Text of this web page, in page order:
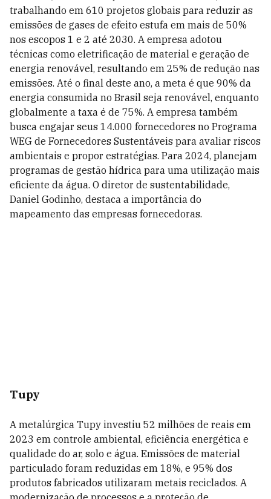
trabalhando em 610 projetos globais para reduzir as
emissões de gases de efeito estufa em mais de 50%
nos escopos 1 e 2 até 2030. A empresa adotou
técnicas como eletrificação de material e geração de
energia renovável, resultando em 25% de redução nas
emissões. Até o final deste ano, a meta é que 90% da
energia consumida no Brasil seja renovável, enquanto
globalmente a taxa é de 75%. A empresa também
busca engajar seus 14.000 fornecedores no Programa
WEG de Fornecedores Sustentáveis para avaliar riscos
ambientais e propor estratégias. Para 2024, planejam
programas de gestão hídrica para uma utilização mais
eficiente da água. O diretor de sustentabilidade,
Daniel Godinho, destaca a importância do
mapeamento das empresas fornecedoras.
Tupy
A metalúrgica Tupy investiu 52 milhões de reais em
2023 em controle ambiental, eficiência energética e
qualidade do ar, solo e água. Emissões de material
particulado foram reduzidas em 18%, e 95% dos
produtos fabricados utilizaram metais reciclados. A